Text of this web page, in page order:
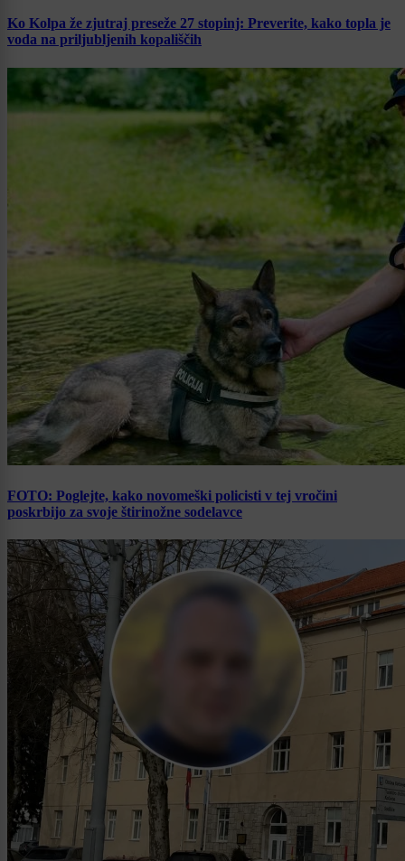
Ko Kolpa že zjutraj preseže 27 stopinj: Preverite, kako topla je
voda na priljubljenih kopališčih
FOTO: Poglejte, kako novomeški policisti v tej vročini
poskrbijo za svoje štirinožne sodelavce